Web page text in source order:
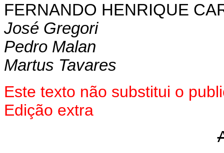
FERNANDO HENRIQUE
José Gregori
Pedro Malan
Martus Tavares
Este texto não substitui o
Edição extra